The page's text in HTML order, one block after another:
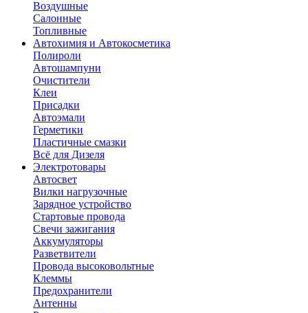
Воздушные
Салонные
Топливные
Автохимия и Автокосметика
Полироли
Автошампуни
Очистители
Клеи
Присадки
Автоэмали
Герметики
Пластичные смазки
Всё для Дизеля
Электротовары
Автосвет
Вилки нагрузочные
Зарядное устройство
Стартовые провода
Свечи зажигания
Аккумуляторы
Разветвители
Провода высоковольтные
Клеммы
Предохранители
Антенны